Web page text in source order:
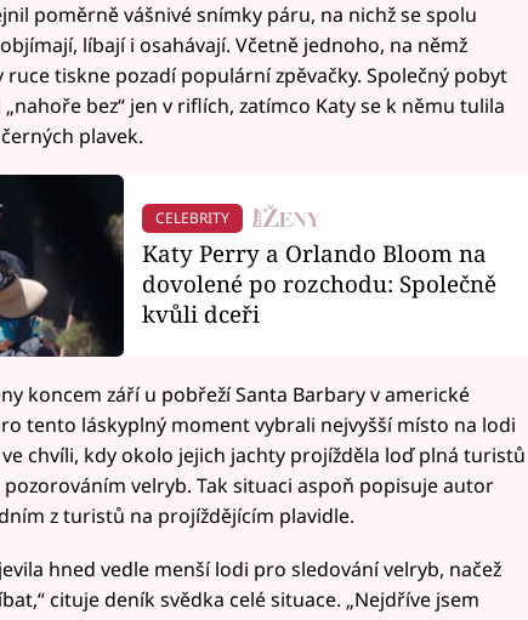
poměrně vášnivé snímky páru, na nichž se spolu
líbají i osahávají. Včetně jednoho, na němž
tiskne pozadí populární zpěvačky. Společný pobyt
bez“ jen v riflích, zatímco Katy se k němu tulila
plavek.
CELEBRITY
Katy Perry a Orlando Bloom na
dovolené po rozchodu: Společně
kvůli dceři
koncem září u pobřeží Santa Barbary v americké
tento láskyplný moment vybrali nejvyšší místo na lodi
chvíli, kdy okolo jejich jachty projížděla loď plná turistů
velryb. Tak situaci aspoň popisuje autor
z turistů na projíždějícím plavidle.
hned vedle menší lodi pro sledování velryb, načež
cituje deník svědka celé situace. „Nejdříve jsem